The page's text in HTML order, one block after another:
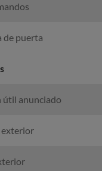
de puerta
útil anunciado